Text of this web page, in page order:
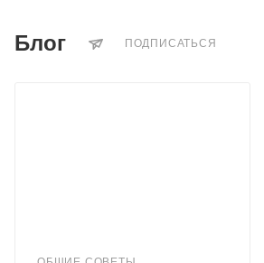
Блог ПОДПИСАТЬСЯ